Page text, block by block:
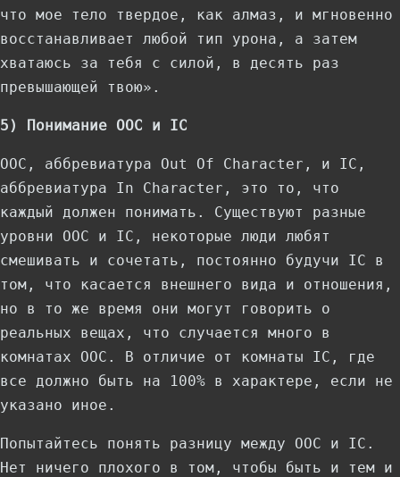
что мое тело твердое, как алмаз, и мгновенно
восстанавливает любой тип урона, а затем
хватаюсь за тебя с силой, в десять раз
превышающей твою».
5) Понимание ООС и IC
OOC, аббревиатура Out Of Character, и IC,
аббревиатура In Character, это то, что
каждый должен понимать. Существуют разные
уровни OOC и IC, некоторые люди любят
смешивать и сочетать, постоянно будучи IC в
том, что касается внешнего вида и отношения,
но в то же время они могут говорить о
реальных вещах, что случается много в
комнатах OOC. В отличие от комнаты IC, где
все должно быть на 100% в характере, если не
указано иное.
Попытайтесь понять разницу между OOC и IC.
Нет ничего плохого в том, чтобы быть и тем и